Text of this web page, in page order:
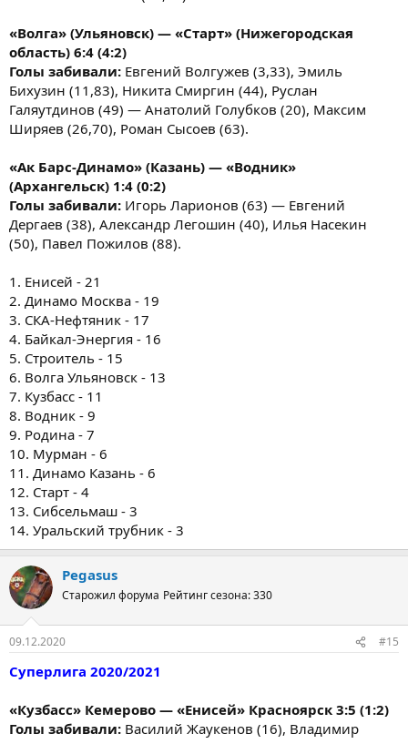
«Волга» (Ульяновск) — «Старт» (Нижегородская
область) 6:4 (4:2)
Голы забивали: Евгений Волгужев (3,33), Эмиль
Бихузин (11,83), Никита Смиргин (44), Руслан
Галяутдинов (49) — Анатолий Голубков (20), Максим
Ширяев (26,70), Роман Сысоев (63).
«Ак Барс-Динамо» (Казань) — «Водник»
(Архангельск) 1:4 (0:2)
Голы забивали: Игорь Ларионов (63) — Евгений
Дергаев (38), Александр Легошин (40), Илья Насекин
(50), Павел Пожилов (88).
1. Енисей - 21
2. Динамо Москва - 19
3. СКА-Нефтяник - 17
4. Байкал-Энергия - 16
5. Строитель - 15
6. Волга Ульяновск - 13
7. Кузбасс - 11
8. Водник - 9
9. Родина - 7
10. Мурман - 6
11. Динамо Казань - 6
12. Старт - 4
13. Сибсельмаш - 3
14. Уральский трубник - 3
Pegasus
Старожил форума Рейтинг сезона: 330
09.12.2020 #15
Суперлига 2020/2021
«Кузбасс» Кемерово — «Енисей» Красноярск 3:5 (1:2)
Голы забивали: Василий Жаукенов (16), Владимир